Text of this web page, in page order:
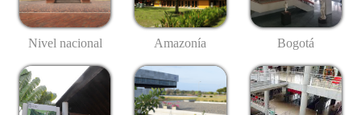
Nivel nacional Amazonía Bogotá